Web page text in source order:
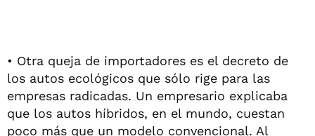
• Otra queja de importadores es el decreto de
los autos ecológicos que sólo rige para las
empresas radicadas. Un empresario explicaba
que los autos híbridos, en el mundo, cuestan
poco más que un modelo convencional. Al